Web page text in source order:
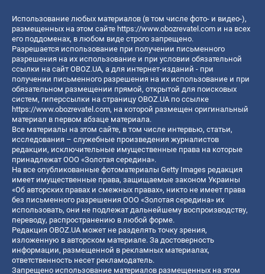
Использование любых материалов (в том числе фото- и видео-),
размещенных на этом сайте https://www.obozrevatel.com и на всех
его поддоменах, в любом виде строго запрещено.
Разрешается использование при получении письменного
разрешения на их использование и при условии обязательной
ссылки на сайт OBOZ.UA, а для интернет-изданий - при
получении письменного разрешения на их использование и при
обязательном размещении прямой, открытой для поисковых
систем, гиперссылки на страницу OBOZ.UA по ссылке
https://www.obozrevatel.com, на которой размещен оригинальный
материал в первом абзаце материала.
Все материалы на этом сайте, в том числе интервью, статьи,
исследования – служебные произведения журналистов
редакции, исключительные имущественные права на которые
принадлежат ООО «Золотая середина».
На все опубликованные фотоматериалы Getty Images редакция
имеет имущественные права, защищаемые законом Украины
«Об авторских правах и смежных правах», никто не имеет права
без письменного разрешения ООО «Золотая середина» их
использовать, они не подлежат дальнейшему воспроизводству,
переводу, распространению в любой форме.
Редакция OBOZ.UA может не разделять точку зрения,
изложенную в авторском материале. За достоверность
информации, размещенной в рекламных материалах,
ответственность несет рекламодатель.
Запрещено использование материалов размещенных на этом